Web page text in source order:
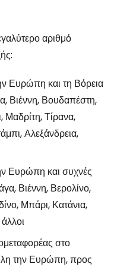
αριθμό
Ευρώπη και τη Βόρεια
Βιέννη, Βουδαπέστη,
Μαδρίτη, Τίρανα,
Αλεξάνδρεια,
Ευρώπη και συχνές
Βιέννη, Βερολίνο,
Μπάρι, Κατάνια,
στο
την Ευρώπη, προς